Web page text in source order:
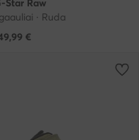
Star Raw
· Ruda
€